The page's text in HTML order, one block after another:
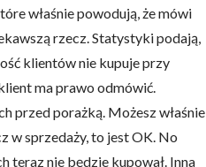
właśnie powodują, że mówi
rzecz. Statystyki podają,
klientów nie kupuje przy
ma prawo odmówić.
przed porażką. Możesz właśnie
w sprzedaży, to jest OK. No
teraz nie będzie kupował. Inna
ruch w
i